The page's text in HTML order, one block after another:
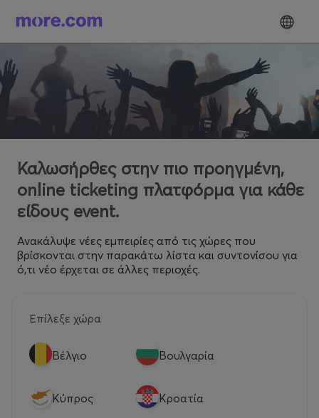
Καλωσήρθες στην πιο προηγμένη,
online ticketing πλατφόρμα για κάθε
είδους event.
Ανακάλυψε νέες εμπειρίες από τις χώρες που
βρίσκονται στην παρακάτω λίστα και συντονίσου για
ό,τι νέο έρχεται σε άλλες περιοχές.
Επίλεξε χώρα
Βέλγιο Βουλγαρία
Κύπρος Κροατία